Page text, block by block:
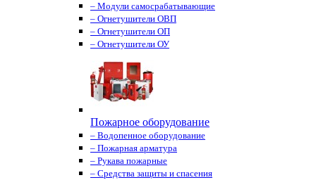
– Модули самосрабатывающие
– Огнетушители ОВП
– Огнетушители ОП
– Огнетушители ОУ
Пожарное оборудование
– Водопенное оборудование
– Пожарная арматура
– Рукава пожарные
– Средства защиты и спасения